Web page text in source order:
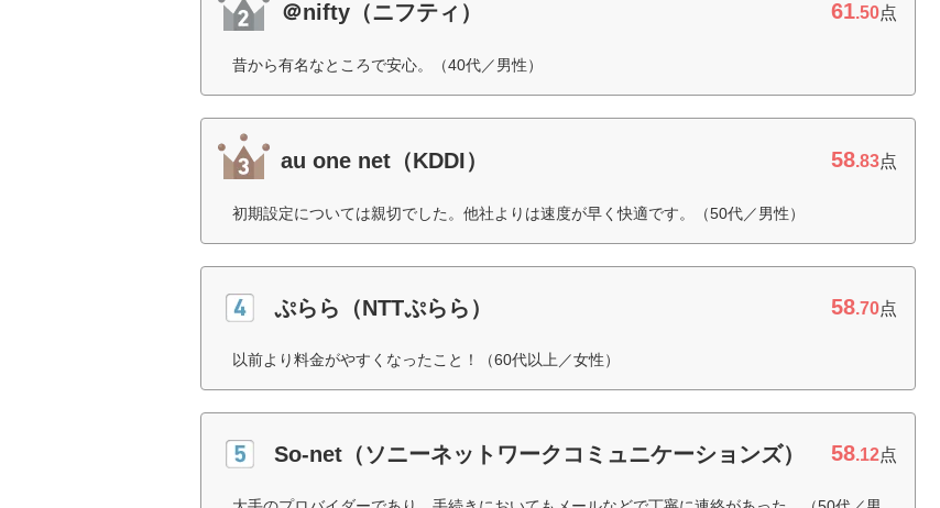
＠nifty（ニフティ） 61.50点
昔から有名なところで安心。（40代／男性）
au one net（KDDI） 58.83点
初期設定については親切でした。他社よりは速度が早く快適です。（50代／男性）
ぷらら（NTTぷらら） 58.70点
以前より料金がやすくなったこと！（60代以上／女性）
So-net（ソニーネットワークコミュニケーションズ） 58.12点